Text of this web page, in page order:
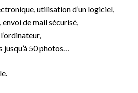
utilisation d’un logiciel,
de mail sécurisé,
jusqu’à 50 photos…